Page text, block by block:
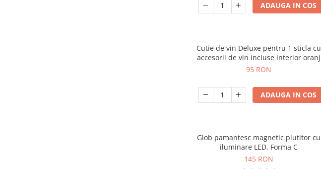
ADAUGA IN COS
Cutie de vin Deluxe pentru 1 sticla cu
accesorii de vin incluse interior oranj
95 RON
ADAUGA IN COS
Glob pamantesc magnetic plutitor cu
iluminare LED, Forma C
145 RON